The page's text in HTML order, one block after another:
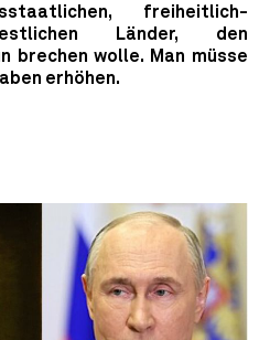
freiheitlich-
Länder, den
brechen wolle. Man müsse
erhöhen.